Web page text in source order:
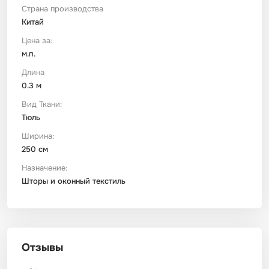
Страна производства
Китай
Цена за:
м.п.
Длина
0.3 м
Вид Ткани:
Тюль
Ширина:
250 см
Назначение:
Шторы и оконный текстиль
Отзывы
Штапель